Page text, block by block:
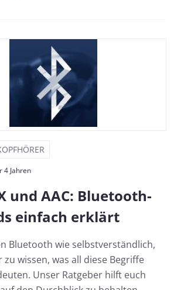
4 Jahren
und AAC: Bluetooth-
einfach erklärt
Bluetooth wie selbstverständlich,
zu wissen, was all diese Begriffe
Unser Ratgeber hilft euch